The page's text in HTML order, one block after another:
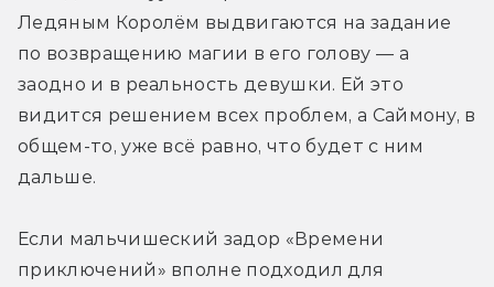
Ледяным Королём выдвигаются на задание
по возвращению магии в его голову — а
заодно и в реальность девушки. Ей это
видится решением всех проблем, а Саймону, в
общем-то, уже всё равно, что будет с ним
дальше.
Если мальчишеский задор «Времени
приключений» вполне подходил для